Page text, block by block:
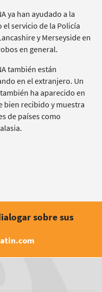
ya han ayudado a la
servicio de la Policía
y Merseyside en
en general.
también están
en el extranjero. Un
ha aparecido en
bien recibido y muestra
de países como
sobre sus